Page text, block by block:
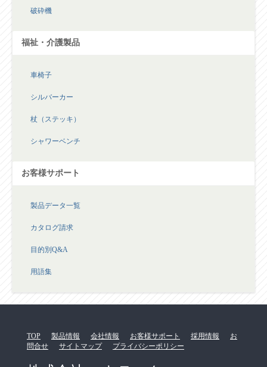
破砕機
福祉・介護製品
車椅子
シルバーカー
杖（ステッキ）
シャワーベンチ
お客様サポート
製品データ一覧
カタログ請求
目的別Q&A
用語集
TOP 製品情報 会社情報 お客様サポート 採用情報
お
問合せ
サイトマップ プライバシーポリシー